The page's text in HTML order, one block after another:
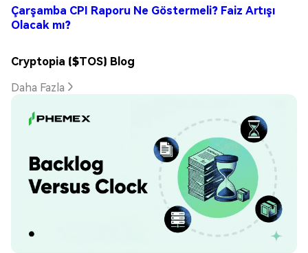
Çarşamba CPI Raporu Ne Göstermeli? Faiz Artışı
Olacak mı?
Cryptopia ($TOS) Blog
Daha Fazla